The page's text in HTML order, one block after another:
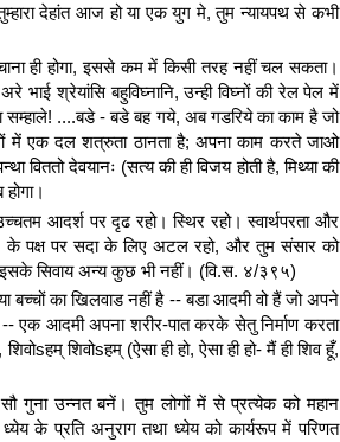
तुम्हारा देहांत आज हो या एक युग मे, तुम न्यायपथ से कभी
ही होगा, इससे कम में किसी तरह नहीं चल सकता।
श्रेयांसि बहुविघ्नानि, उन्ही विघ्नों की रेल पेल में
सम्हाले! ....बडे - बडे बह गये, अब गडरिये का काम है जो
में एक दल शत्रुता ठानता है; अपना काम करते जाओ
देवयानः (सत्य की ही विजय होती है, मिथ्या की
आदर्श पर दृढ रहो। स्थिर रहो। स्वार्थपरता और
के पक्ष पर सदा के लिए अटल रहो, और तुम संसार को
इसके सिवाय अन्य कुछ भी नहीं। (वि.स. ४/३९५)
बच्चों का खिलवाड नहीं है -- बडा आदमी वो हैं जो अपने
एक आदमी अपना शरीर-पात करके सेतु निर्माण करता
शिवोsहम् (ऐसा ही हो, ऐसा ही हो- मैं ही शिव हूँ,
गुना उन्नत बनें। तुम लोगों में से प्रत्येक को महान
के प्रति अनुराग तथा ध्येय को कार्यरूप में परिणत